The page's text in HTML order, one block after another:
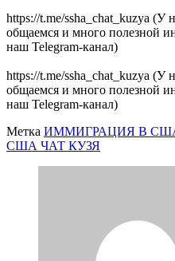
https://t.me/ssha_chat_kuzya
общаемся и много полезной
наш Telegram-канал)
https://t.me/ssha_chat_kuzya
общаемся и много полезной
наш Telegram-канал)
Метка ИММИГРАЦИЯ В
США ЧАТ КУЗЯ